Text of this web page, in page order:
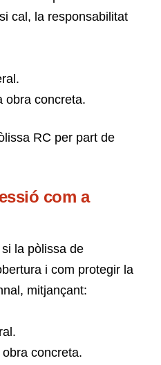
cal, la responsabilitat
obra concreta.
RC per part de
com a
la pòlissa de
i com protegir la
mitjançant:
concreta.